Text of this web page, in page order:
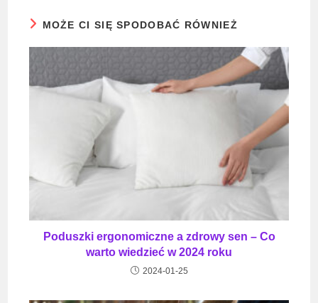
MOŻE CI SIĘ SPODOBAĆ RÓWNIEŻ
Poduszki ergonomiczne a zdrowy sen – Co
warto wiedzieć w 2024 roku
2024-01-25